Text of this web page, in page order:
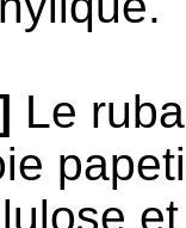
Le